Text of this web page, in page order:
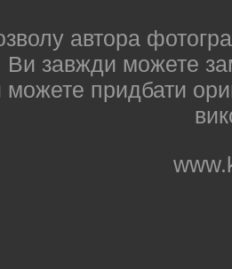
автора
Ви завжди можете
придбати